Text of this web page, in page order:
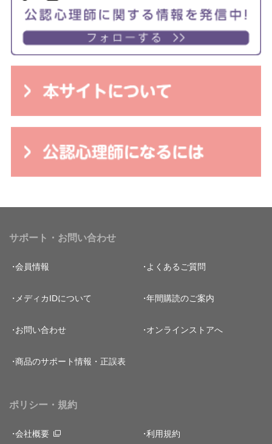
サポート・お問い合わせ
会員情報 よくあるご質問
メディカIDについて 年間購読のご案内
お問い合わせ オンラインストアへ
商品のサポート情報・正誤表
ポリシー・規約
会社概要 利用規約